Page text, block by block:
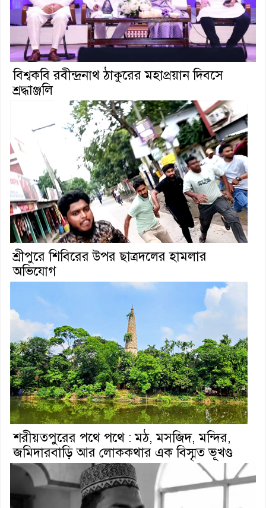
বিশ্বকবি রবীন্দ্রনাথ ঠাকুরের মহাপ্রয়ান দিবসে
শ্রদ্ধাঞ্জলি
শ্রীপুরে শিবিরের উপর ছাত্রদলের হামলার
অভিযোগ
শরীয়তপুরের পথে পথে : মঠ, মসজিদ, মন্দির,
জমিদারবাড়ি আর লোককথার এক বিস্মৃত ভূখণ্ড